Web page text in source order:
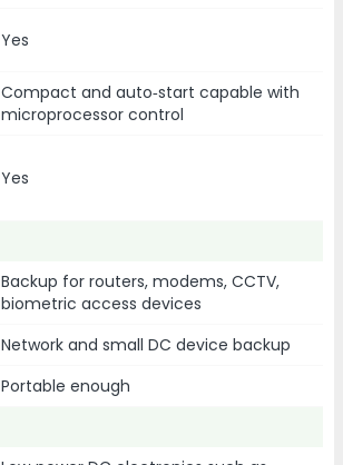
Yes
Compact and auto‑start capable with
microprocessor control
Yes
Backup for routers, modems, CCTV,
biometric access devices
Network and small DC device backup
Portable enough